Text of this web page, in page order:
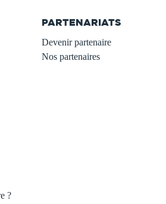
PARTENARIATS
Devenir partenaire
Nos partenaires
?